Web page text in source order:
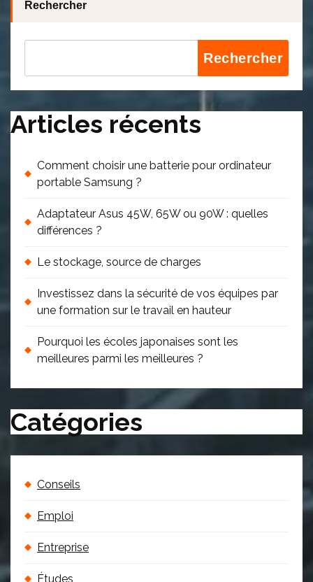
Rechercher
Rechercher
Articles récents
Comment choisir une batterie pour ordinateur
portable Samsung ?
Adaptateur Asus 45W, 65W ou 90W : quelles
différences ?
Le stockage, source de charges
Investissez dans la sécurité de vos équipes par
une formation sur le travail en hauteur
Pourquoi les écoles japonaises sont les
meilleures parmi les meilleures ?
Catégories
Conseils
Emploi
Entreprise
Études